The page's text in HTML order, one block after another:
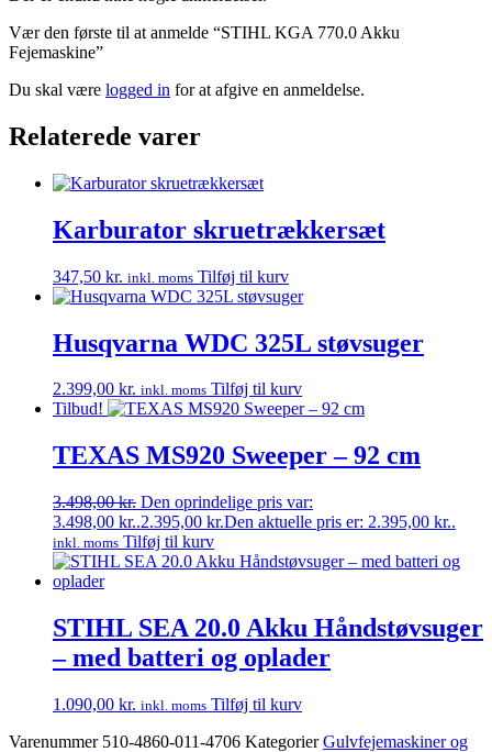
Vær den første til at anmelde “STIHL KGA 770.0 Akku
Fejemaskine”
Du skal være logged in for at afgive en anmeldelse.
Relaterede varer
Karburator skruetrækkersæt
347,50 kr. inkl. moms Tilføj til kurv
Husqvarna WDC 325L støvsuger
2.399,00 kr. inkl. moms Tilføj til kurv
Tilbud!
TEXAS MS920 Sweeper – 92 cm
3.498,00kr. Den oprindelige pris var:
3.498,00 kr..2.395,00 kr.Den aktuelle pris er: 2.395,00 kr..
inkl. moms Tilføj til kurv
STIHL SEA 20.0 Akku Håndstøvsuger
– med batteri og oplader
1.090,00 kr. inkl. moms Tilføj til kurv
Varenummer 510-4860-011-4706 Kategorier Gulvfejemaskiner og